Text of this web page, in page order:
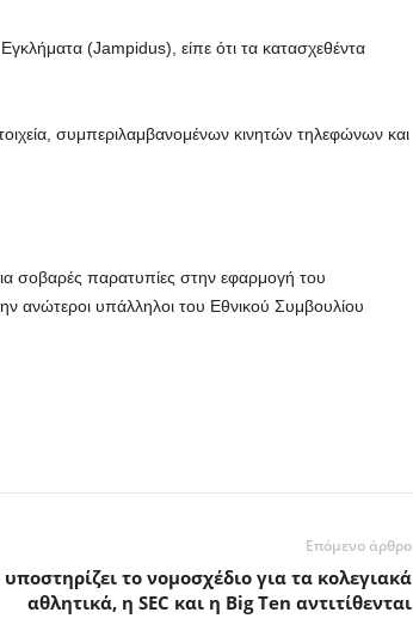
(Jampidus), είπε ότι τα κατασχεθέντα
συμπεριλαμβανομένων κινητών τηλεφώνων και
σοβαρές παρατυπίες στην εφαρμογή του
ανώτεροι υπάλληλοι του Εθνικού Συμβουλίου
Επόμενο άρθρο
το νομοσχέδιο για τα κολεγιακά
αθλητικά, η SEC και η Big Ten αντιτίθενται